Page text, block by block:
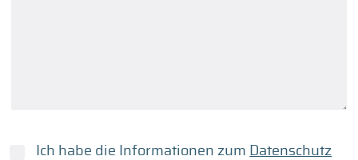
Ich habe die Informationen zum Datenschutz